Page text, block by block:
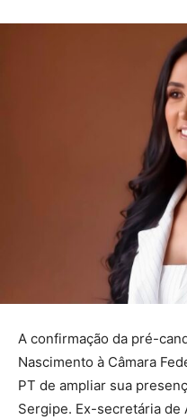
A confirmação da pré-
Nascimento à Câmara
PT de ampliar sua
Sergipe. Ex-secretária de